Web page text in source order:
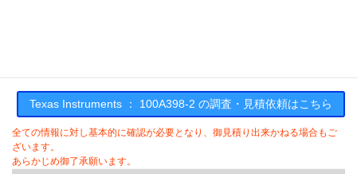
Texas Instruments ： 100A398-2 の調査・見積依頼はこちら
全ての情報に対し基本的に確認が必要となり、御見積り出来かねる場合もご
ざいます。
あらかじめ御了承願います。